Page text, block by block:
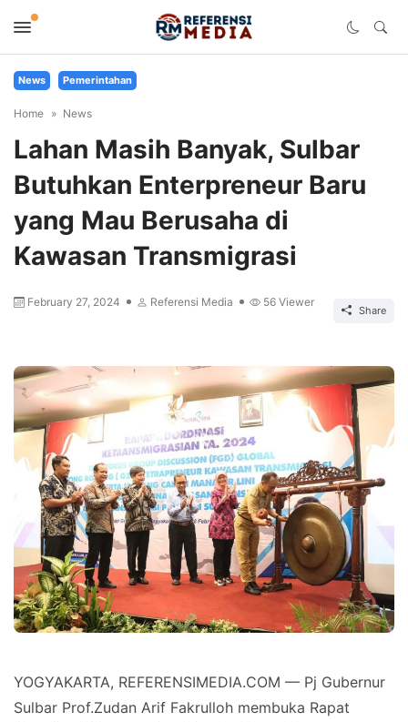
News Pemerintahan
Home News
Lahan Masih Banyak, Sulbar
Butuhkan Enterpreneur Baru
yang Mau Berusaha di
Kawasan Transmigrasi
February 27, 2024 Referensi Media 56 Viewer
Share
YOGYAKARTA, REFERENSIMEDIA.COM — Pj Gubernur
Sulbar Prof.Zudan Arif Fakrulloh membuka Rapat